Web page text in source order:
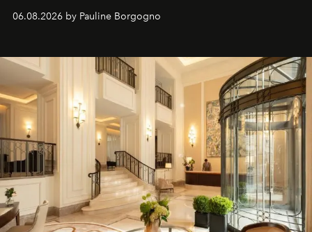
06.08.2026 by Pauline Borgogno